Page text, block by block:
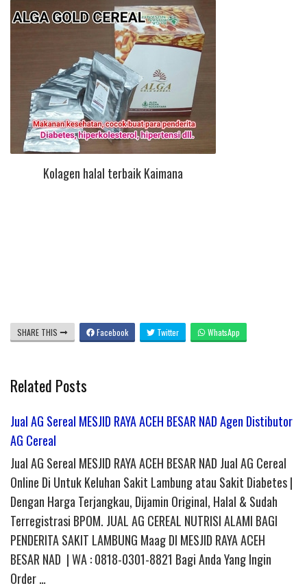
Kolagen halal terbaik Kaimana
SHARE THIS Facebook Twitter WhatsApp
Related Posts
Jual AG Sereal MESJID RAYA ACEH BESAR NAD Agen Distibutor
AG Cereal
Jual AG Sereal MESJID RAYA ACEH BESAR NAD Jual AG Cereal
Online Di Untuk Keluhan Sakit Lambung atau Sakit Diabetes |
Dengan Harga Terjangkau, Dijamin Original, Halal & Sudah
Terregistrasi BPOM. JUAL AG CEREAL NUTRISI ALAMI BAGI
PENDERITA SAKIT LAMBUNG Maag DI MESJID RAYA ACEH
BESAR NAD | WA : 0818-0301-8821 Bagi Anda Yang Ingin
Order …